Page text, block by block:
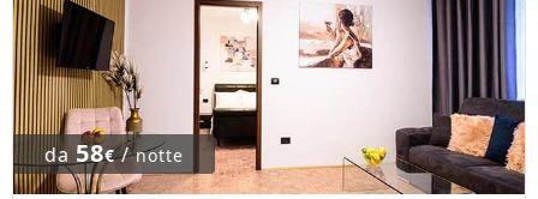
da 58€/notte